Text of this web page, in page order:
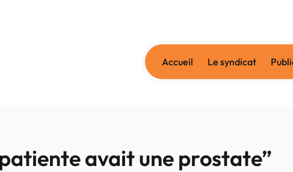
Accueil Le syndicat
avait une prostate”